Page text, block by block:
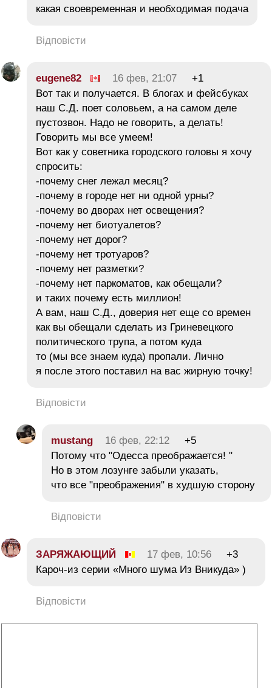
какая своевременная и необходимая подача
Відповісти
eugene82 16 фев, 21:07
+1
Вот так и получается. В блогах и фейсбуках
наш С.Д. поет соловьем, а на самом деле
пустозвон. Надо не говорить, а делать!
Говорить мы все умеем!
Вот как у советника городского головы я хочу
спросить:
-почему снег лежал месяц?
-почему в городе нет ни одной урны?
-почему во дворах нет освещения?
-почему нет биотуалетов?
-почему нет дорог?
-почему нет тротуаров?
-почему нет разметки?
-почему нет паркоматов, как обещали?
и таких почему есть миллион!
А вам, наш С.Д., доверия нет еще со времен
как вы обещали сделать из Гриневецкого
политического трупа, а потом куда
то (мы все знаем куда) пропали. Лично
я после этого поставил на вас жирную точку!
Відповісти
mustang 16 фев, 22:12
+5
Потому что "Одесса преображается! "
Но в этом лозунге забыли указать,
что все "преображения" в худшую сторону
Відповісти
ЗАРЯЖАЮЩИЙ 17 фев, 10:56
+3
Кароч-из серии «Много шума Из Вникуда» )
Відповісти